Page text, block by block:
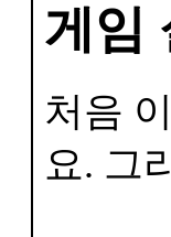
게임
처음
요. 그